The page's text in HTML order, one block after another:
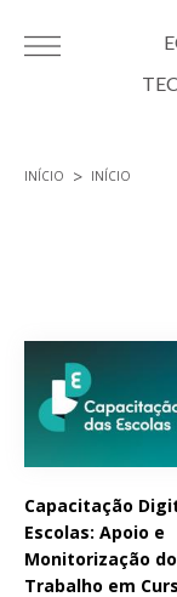
INÍCIO INÍCIO
Capacitação
Escolas: Apoio e
Monitorização do
Trabalho em
Páginas